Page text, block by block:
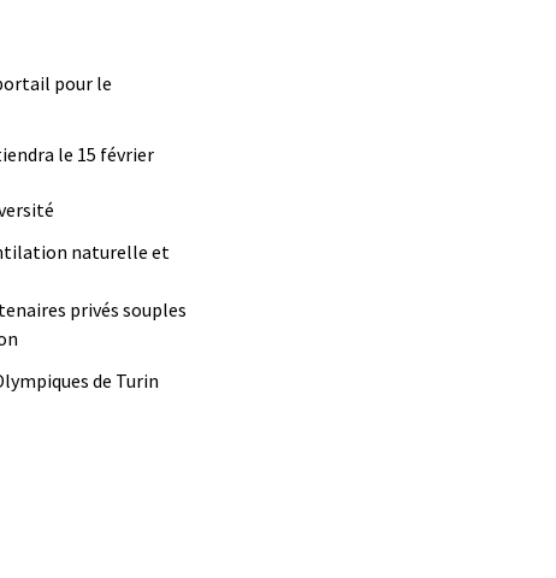
pour le
le 15 février
naturelle et
privés souples
de Turin